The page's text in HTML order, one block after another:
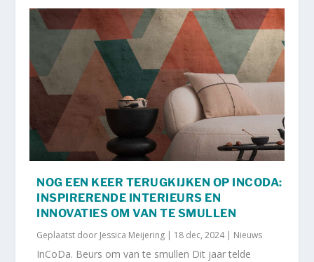
NOG EEN KEER TERUGKIJKEN OP INCODA:
INSPIRERENDE INTERIEURS EN
INNOVATIES OM VAN TE SMULLEN
Geplaatst door Jessica Meijering | 18 dec, 2024| Nieuws
InCoDa. Beurs om van te smullen Dit jaar telde